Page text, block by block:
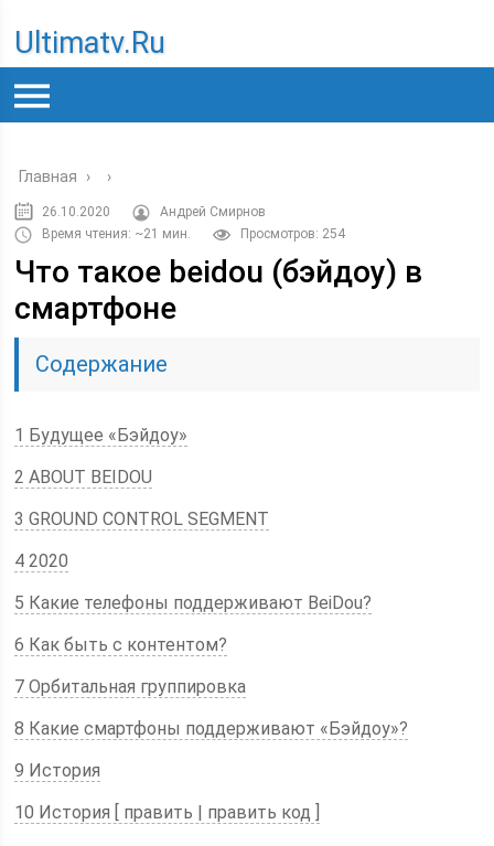
Ultimatv.ru
Главная › ›
26.10.2020
Андрей Смирнов
Время чтения: ~21 мин.
Просмотров: 254
Что такое beidou (бэйдоу) в
смартфоне
Содержание
1 Будущее «Бэйдоу»
2 ABOUT BEIDOU
3 GROUND CONTROL SEGMENT
4 2020
5 Какие телефоны поддерживают BeiDou?
6 Как быть с контентом?
7 Орбитальная группировка
8 Какие смартфоны поддерживают «Бэйдоу»?
9 История
10 История [ править | править код ]